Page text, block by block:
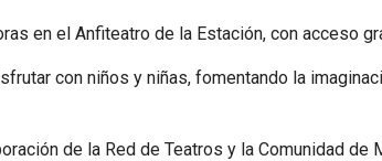
en el Anfiteatro de la Estación, con acceso
con niños y niñas, fomentando la
de la Red de Teatros y la Comunidad de